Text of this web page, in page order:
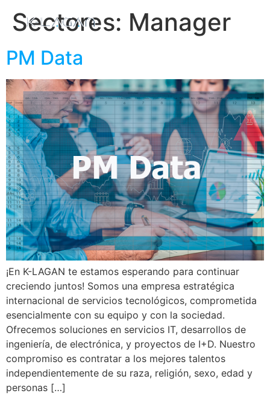
Sectores: Manager
PM Data
¡En K-LAGAN te estamos esperando para continuar
creciendo juntos! Somos una empresa estratégica
internacional de servicios tecnológicos, comprometida
esencialmente con su equipo y con la sociedad.
Ofrecemos soluciones en servicios IT, desarrollos de
ingeniería, de electrónica, y proyectos de I+D. Nuestro
compromiso es contratar a los mejores talentos
independientemente de su raza, religión, sexo, edad y
personas […]